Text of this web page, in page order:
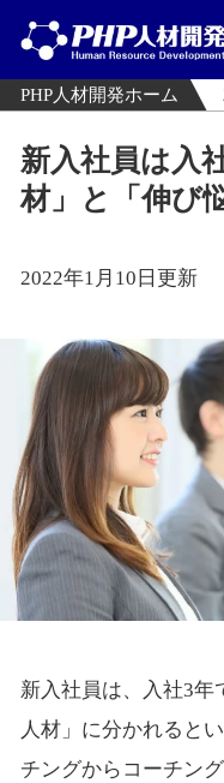
PHP人材開発ホーム
新入社員は入
材」と「伸び
2022年1月10日更新
新入社員は、入社3年
人材」に分かれると
チングからコーチン